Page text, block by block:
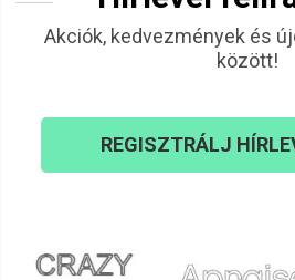
vezeték , amely maximális
munka közben. Ez a hivatásos
hosszú élettartamú vágófeje
hajvágógépekszéles választékából
Akciók, kedvezmények és
között!
REGISZTRÁLJ